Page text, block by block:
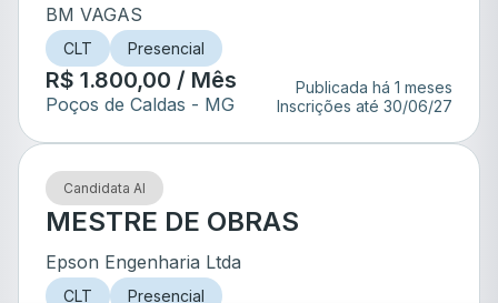
BM VAGAS
CLT Presencial
R$ 1.800,00 / Mês
Poços de Caldas - MG
Publicada há 1 meses
Inscrições até 30/06/27
Candidata AI
MESTRE DE OBRAS
Epson Engenharia Ltda
CLT Presencial